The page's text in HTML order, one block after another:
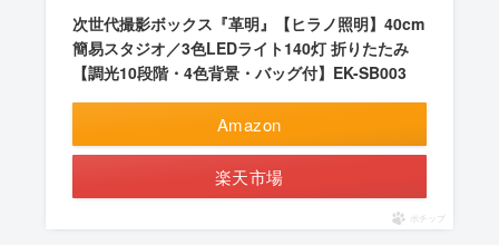
次世代撮影ボックス『革明』【ヒラノ照明】40cm
簡易スタジオ／3色LEDライト140灯 折りたたみ
【調光10段階・4色背景・バッグ付】EK-SB003
Amazon
楽天市場
ポチップ